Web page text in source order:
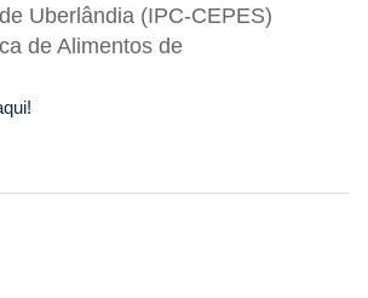
Uberlândia (IPC-CEPES)
de Alimentos de